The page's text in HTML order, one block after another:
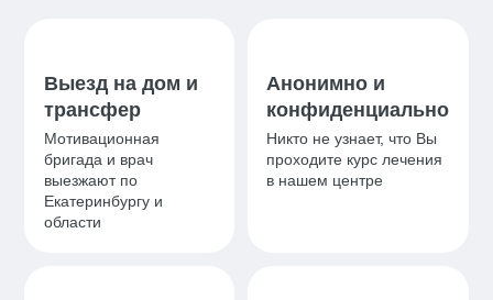
Выезд на дом и
трансфер
Мотивационная
бригада и врач
выезжают по
Екатеринбургу и
области
Анонимно и
конфиденциально
Никто не узнает, что Вы
проходите курс лечения
в нашем центре